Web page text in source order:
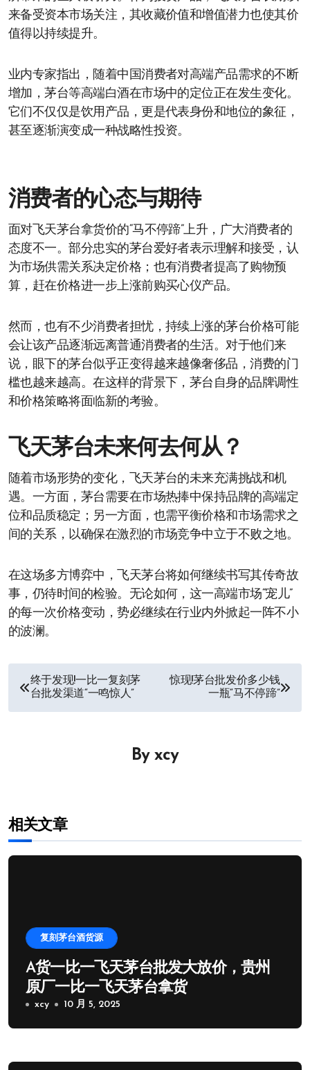
来备受资本市场关注，其收藏价值和增值潜力也使其价
值得以持续提升。
业内专家指出，随着中国消费者对高端产品需求的不断
增加，茅台等高端白酒在市场中的定位正在发生变化。
它们不仅仅是饮用产品，更是代表身份和地位的象征，
甚至逐渐演变成一种战略性投资。
消费者的心态与期待
面对飞天茅台拿货价的“马不停蹄”上升，广大消费者的
态度不一。部分忠实的茅台爱好者表示理解和接受，认
为市场供需关系决定价格；也有消费者提高了购物预
算，赶在价格进一步上涨前购买心仪产品。
然而，也有不少消费者担忧，持续上涨的茅台价格可能
会让该产品逐渐远离普通消费者的生活。对于他们来
说，眼下的茅台似乎正变得越来越像奢侈品，消费的门
槛也越来越高。在这样的背景下，茅台自身的品牌调性
和价格策略将面临新的考验。
飞天茅台未来何去何从？
随着市场形势的变化，飞天茅台的未来充满挑战和机
遇。一方面，茅台需要在市场热捧中保持品牌的高端定
位和品质稳定；另一方面，也需平衡价格和市场需求之
间的关系，以确保在激烈的市场竞争中立于不败之地。
在这场多方博弈中，飞天茅台将如何继续书写其传奇故
事，仍待时间的检验。无论如何，这一高端市场“宠儿”
的每一次价格变动，势必继续在行业内外掀起一阵不小
的波澜。
文
章
终于发现!一比一复刻茅
台批发渠道“一鸣惊人”
惊现!茅台批发价多少钱
一瓶“马不停蹄”
By xcy
相关文章
复刻茅台酒货源
A货一比一飞天茅台批发大放价，贵州
原厂一比一飞天茅台拿货
xcy 10 月 5, 2025